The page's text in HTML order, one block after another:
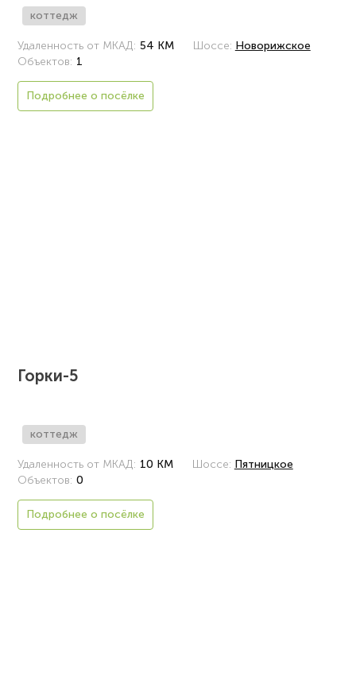
коттедж
Удаленность от МКАД: 54 КМ Шоссе: Новорижское
Объектов: 1
Подробнее о посёлке
Горки-5
коттедж
Удаленность от МКАД: 10 КМ Шоссе: Пятницкое
Объектов: 0
Подробнее о посёлке